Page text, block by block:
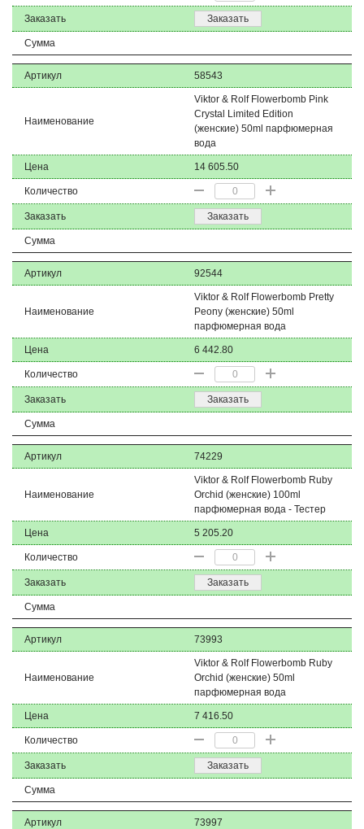
Заказать Заказать
Сумма
Артикул 58543
Наименование
Viktor & Rolf Flowerbomb Pink
Crystal Limited Edition
(женские) 50ml парфюмерная
вода
Цена 14 605.50
Количество
Заказать Заказать
Сумма
Артикул 92544
Наименование
Viktor & Rolf Flowerbomb Pretty
Peony (женские) 50ml
парфюмерная вода
Цена 6 442.80
Количество
Заказать Заказать
Сумма
Артикул 74229
Наименование
Viktor & Rolf Flowerbomb Ruby
Orchid (женские) 100ml
парфюмерная вода - Тестер
Цена 5 205.20
Количество
Заказать Заказать
Сумма
Артикул 73993
Наименование
Viktor & Rolf Flowerbomb Ruby
Orchid (женские) 50ml
парфюмерная вода
Цена 7 416.50
Количество
Заказать Заказать
Сумма
Артикул 73997